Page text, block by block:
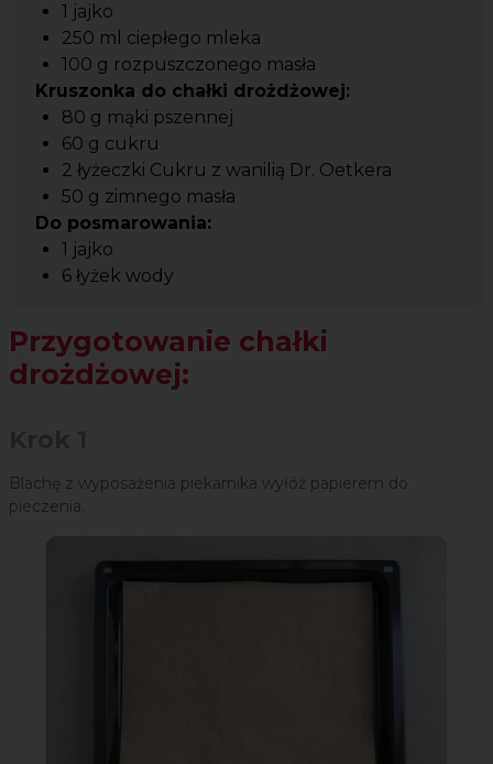
1 jajko
250 ml ciepłego mleka
100 g rozpuszczonego masła
Kruszonka do chałki drożdżowej:
80 g mąki pszennej
60 g cukru
2 łyżeczki Cukru z wanilią Dr. Oetkera
50 g zimnego masła
Do posmarowania:
1 jajko
6 łyżek wody
Przygotowanie chałki
drożdżowej:
Blachę z wyposażenia piekarnika wyłóż papierem do
pieczenia.